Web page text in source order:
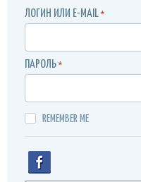
ЛОГИН ИЛИ E-MAIL *
ПАРОЛЬ *
REMEMBER ME